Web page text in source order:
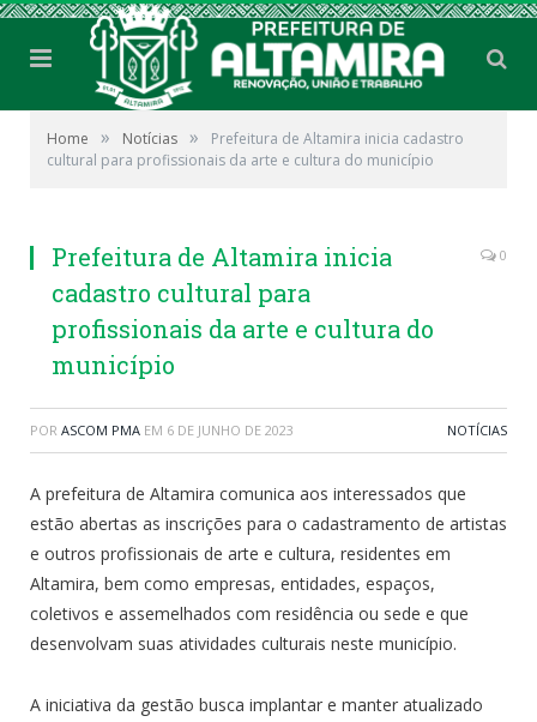
Home » Notícias »
Prefeitura de Altamira inicia cadastro
cultural para profissionais da arte e cultura do município
Prefeitura de Altamira inicia
cadastro cultural para
profissionais da arte e cultura do
município
0
POR ASCOM PMA EM 6 DE JUNHO DE 2023 NOTÍCIAS
A prefeitura de Altamira comunica aos interessados que
estão abertas as inscrições para o cadastramento de artistas
e outros profissionais de arte e cultura, residentes em
Altamira, bem como empresas, entidades, espaços,
coletivos e assemelhados com residência ou sede e que
desenvolvam suas atividades culturais neste município.
A iniciativa da gestão busca implantar e manter atualizado